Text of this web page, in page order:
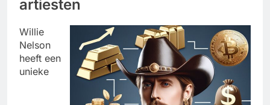
artiesten
Willie
Nelson
heeft een
unieke